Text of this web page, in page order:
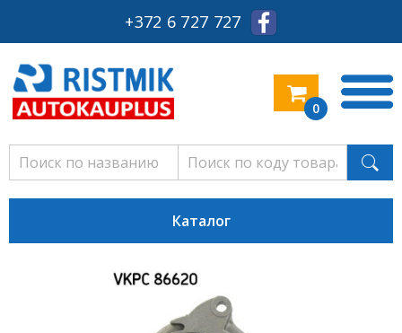
+372 6 727 727
0
Каталог